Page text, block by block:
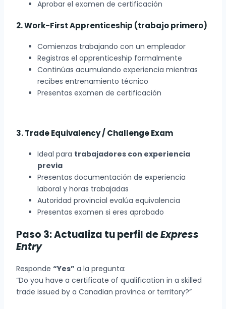
Aprobar el examen de certificación
2. Work-First Apprenticeship (trabajo primero)
Comienzas trabajando con un empleador
Registras el apprenticeship formalmente
Continúas acumulando experiencia mientras
recibes entrenamiento técnico
Presentas examen de certificación
3. Trade Equivalency / Challenge Exam
Ideal para trabajadores con experiencia
previa
Presentas documentación de experiencia
laboral y horas trabajadas
Autoridad provincial evalúa equivalencia
Presentas examen si eres aprobado
Paso 3: Actualiza tu perfil deExpress
Entry
Responde “Yes” a la pregunta:
“Do you have a certificate of qualification in a skilled
trade issued by a Canadian province or territory?”